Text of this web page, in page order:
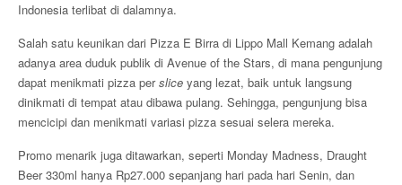
Indonesia terlibat di dalamnya.
Salah satu keunikan dari Pizza E Birra di Lippo Mall Kemang adalah
adanya area duduk publik di Avenue of the Stars, di mana pengunjung
dapat menikmati pizza perslice yang lezat, baik untuk langsung
dinikmati di tempat atau dibawa pulang. Sehingga, pengunjung bisa
mencicipi dan menikmati variasi pizza sesuai selera mereka.
Promo menarik juga ditawarkan, seperti Monday Madness, Draught
Beer 330ml hanya Rp27.000 sepanjang hari pada hari Senin, dan